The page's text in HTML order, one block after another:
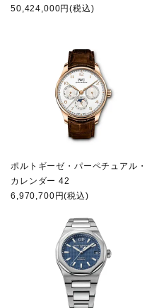
50,424,000円(税込)
ポルトギーゼ・パーペチュアル・
カレンダー 42
6,970,700円(税込)